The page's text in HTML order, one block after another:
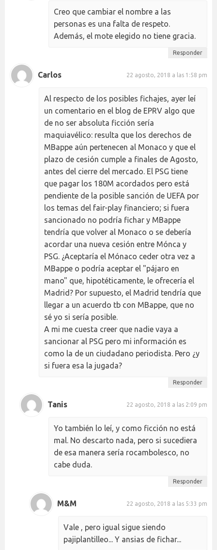
Creo que cambiar el nombre a las
personas es una falta de respeto.
Además, el mote elegido no tiene gracia.
Responder
Carlos 22 agosto, 2018 a las 1:58 pm
Al respecto de los posibles fichajes, ayer leí
un comentario en el blog de EPRV algo que
de no ser absoluta ficción sería
maquiavélico: resulta que los derechos de
MBappe aún pertenecen al Monaco y que el
plazo de cesión cumple a finales de Agosto,
antes del cierre del mercado. El PSG tiene
que pagar los 180M acordados pero está
pendiente de la posible sanción de UEFA por
los temas del fair-play financiero; si fuera
sancionado no podría fichar y MBappe
tendría que volver al Monaco o se debería
acordar una nueva cesión entre Mónca y
PSG. ¿Aceptaría el Mónaco ceder otra vez a
MBappe o podría aceptar el "pájaro en
mano" que, hipotéticamente, le ofrecería el
Madrid? Por supuesto, el Madrid tendría que
llegar a un acuerdo tb con MBappe, que no
sé yo si sería posible.
A mi me cuesta creer que nadie vaya a
sancionar al PSG pero mi información es
como la de un ciudadano periodista. Pero ¿y
si fuera esa la jugada?
Responder
Tanis 22 agosto, 2018 a las 2:09 pm
Yo también lo leí, y como ficción no está
mal. No descarto nada, pero si sucediera
de esa manera sería rocambolesco, no
cabe duda.
Responder
M&M 22 agosto, 2018 a las 5:33 pm
Vale , pero igual sigue siendo
pajiplantilleo... Y ansias de fichar...